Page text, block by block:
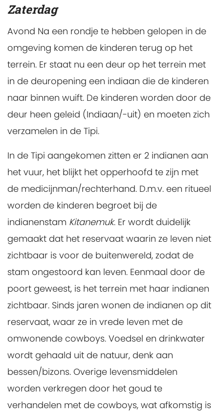
Zaterdag
Avond Na een rondje te hebben gelopen in de
omgeving komen de kinderen terug op het
terrein. Er staat nu een deur op het terrein met
in de deuropening een indiaan die de kinderen
naar binnen wuift. De kinderen worden door de
deur heen geleid (Indiaan/-uit) en moeten zich
verzamelen in de Tipi.
In de Tipi aangekomen zitten er 2 indianen aan
het vuur, het blijkt het opperhoofd te zijn met
de medicijnman/rechterhand. D.m.v. een ritueel
worden de kinderen begroet bij de
indianenstam Kitanemuk. Er wordt duidelijk
gemaakt dat het reservaat waarin ze leven niet
zichtbaar is voor de buitenwereld, zodat de
stam ongestoord kan leven. Eenmaal door de
poort geweest, is het terrein met haar indianen
zichtbaar. Sinds jaren wonen de indianen op dit
reservaat, waar ze in vrede leven met de
omwonende cowboys. Voedsel en drinkwater
wordt gehaald uit de natuur, denk aan
bessen/bizons. Overige levensmiddelen
worden verkregen door het goud te
verhandelen met de cowboys, wat afkomstig is